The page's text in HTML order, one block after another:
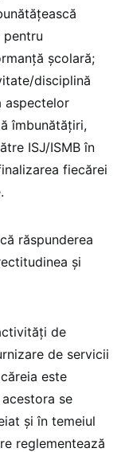
școlară;
disciplină
aspectelor
îmbunătățiri,
ISJ/ISMB în
fiecărei
răspunderea
și
de
de servicii
este
se
și în temeiul
reglementează